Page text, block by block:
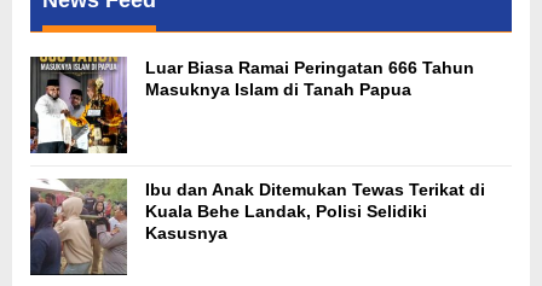
Luar Biasa Ramai Peringatan 666 Tahun
Masuknya Islam di Tanah Papua
Ibu dan Anak Ditemukan Tewas Terikat di
Kuala Behe Landak, Polisi Selidiki
Kasusnya